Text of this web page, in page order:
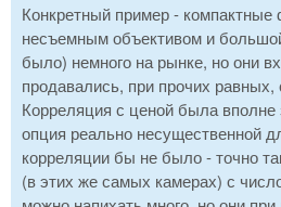
Конкретный пример -
несъемным объективом и
было) немного на рынке, но они
продавались, при прочих
Корреляция с ценой была
опция реально несущественной
корреляции бы не было - точно
(в этих же самых камерах) с